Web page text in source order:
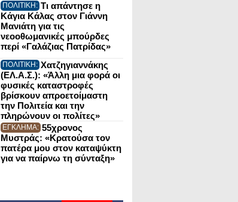
ΠΟΛΙΤΙΚΗ: Τι απάντησε η
Κάγια Κάλας στον Γιάννη
Μανιάτη για τις
νεοοθωμανικές μπούρδες
περί «Γαλάζιας Πατρίδας»
ΠΟΛΙΤΙΚΗ: Χατζηγιαννάκης
(ΕΛ.Α.Σ.): «Άλλη μια φορά οι
φυσικές καταστροφές
βρίσκουν απροετοίμαστη
την Πολιτεία και την
πληρώνουν οι πολίτες»
ΕΓΚΛΗΜΑ: 55χρονος
Μυστράς: «Κρατούσα τον
πατέρα μου στον καταψύκτη
για να παίρνω τη σύνταξη»